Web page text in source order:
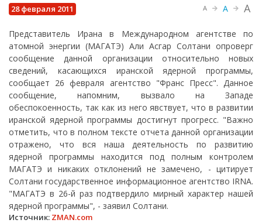
28 февраля 2011 A A A
Представитель Ирана в Международном агентстве по
атомной энергии (МАГАТЭ) Али Асгар Солтани опроверг
сообщение данной организации относительно новых
сведений, касающихся иранской ядерной программы,
сообщает 26 февраля агентство "Франс Пресс". Данное
сообщение, напомним, вызвало на Западе
обеспокоенность, так как из него явствует, что в развитии
иранской ядерной программы достигнут прогресс. "Важно
отметить, что в полном тексте отчета данной организации
отражено, что вся наша деятельность по развитию
ядерной программы находится под полным контролем
МАГАТЭ и никаких отклонений не замечено, - цитирует
Солтани государственное информационное агентство IRNA.
"МАГАТЭ в 26-й раз подтвердило мирный характер нашей
ядерной программы", - заявил Солтани.
Источник: ZMAN.com